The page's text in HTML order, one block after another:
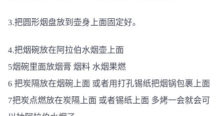
3.把圆形烟盘放到壶身上面固定好。
4.把烟碗放在阿拉伯水烟壶上面
5烟碗里面放烟膏 烟料 水烟果燃
6 把炭隔放在烟碗上面 或者用打孔锡纸把烟锅包裹上面
7把炭点燃放在炭隔上面 或者锡纸上面 多烤一会就会可